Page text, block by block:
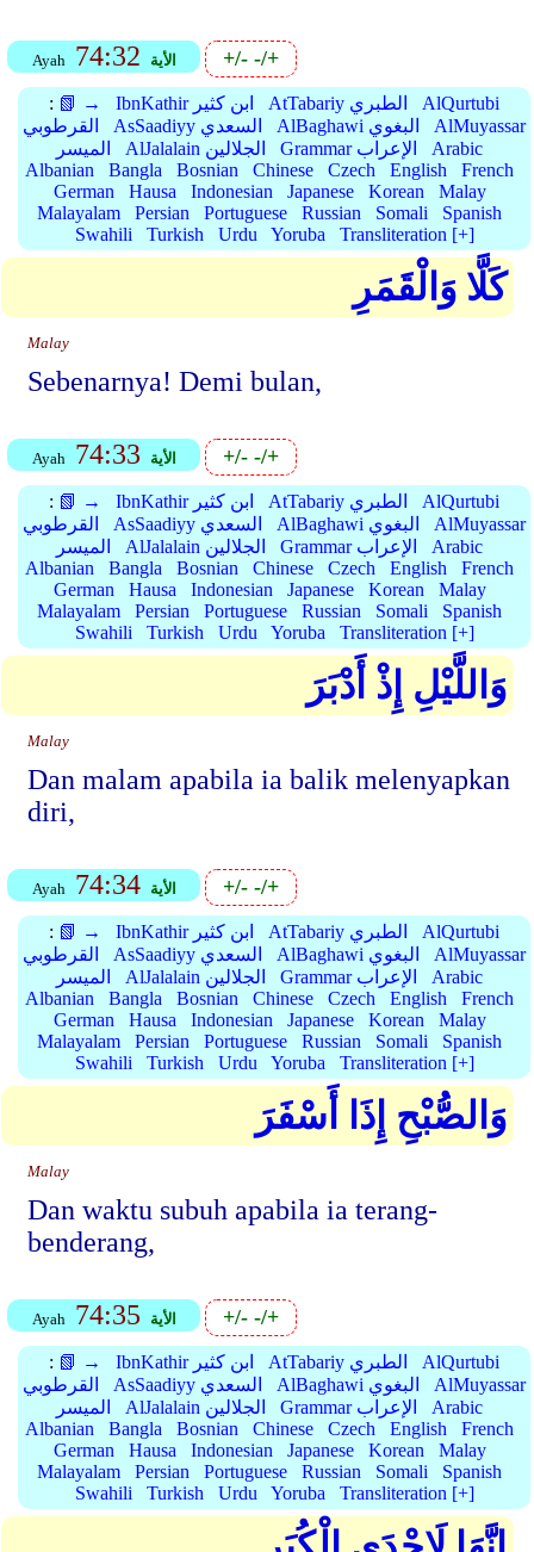
Ayah 74:32 الأية +/--/+
: 📗 → IbnKathir ابن كثير AtTabariy الطبري
AlQurtubi
القرطوبي
AsSaadiyy السعدي AlBaghawi البغوي
AlMuyassar
الميسر
AlJalalain الجلالين Grammar الإعراب
Arabic
Albanian
Bangla Bosnian Chinese Czech English
French
German
Hausa Indonesian Japanese Korean
Malay
Malayalam
Persian Portuguese Russian Somali
Spanish
Swahili
Turkish Urdu Yoruba Transliteration [+]
كَلَّا وَالْقَمَرِ
Malay
Sebenarnya! Demi bulan,
Ayah 74:33 الأية +/--/+
: 📗 → IbnKathir ابن كثير AtTabariy الطبري
AlQurtubi
القرطوبي
AsSaadiyy السعدي AlBaghawi البغوي
AlMuyassar
الميسر
AlJalalain الجلالين Grammar الإعراب
Arabic
Albanian
Bangla Bosnian Chinese Czech English
French
German
Hausa Indonesian Japanese Korean
Malay
Malayalam
Persian Portuguese Russian Somali
Spanish
Swahili
Turkish Urdu Yoruba Transliteration [+]
وَاللَّيْلِ إِذْ أَدْبَرَ
Malay
Dan malam apabila ia balik melenyapkan
diri,
Ayah 74:34 الأية +/--/+
: 📗 → IbnKathir ابن كثير AtTabariy الطبري
AlQurtubi
القرطوبي
AsSaadiyy السعدي AlBaghawi البغوي
AlMuyassar
الميسر
AlJalalain الجلالين Grammar الإعراب
Arabic
Albanian
Bangla Bosnian Chinese Czech English
French
German
Hausa Indonesian Japanese Korean
Malay
Malayalam
Persian Portuguese Russian Somali
Spanish
Swahili
Turkish Urdu Yoruba Transliteration [+]
وَالصُّبْحِ إِذَا أَسْفَرَ
Malay
Dan waktu subuh apabila ia terang-
benderang,
Ayah 74:35 الأية +/--/+
: 📗 → IbnKathir ابن كثير AtTabariy الطبري
AlQurtubi
القرطوبي
AsSaadiyy السعدي AlBaghawi البغوي
AlMuyassar
الميسر
AlJalalain الجلالين Grammar الإعراب
Arabic
Albanian
Bangla Bosnian Chinese Czech English
French
German
Hausa Indonesian Japanese Korean
Malay
Malayalam
Persian Portuguese Russian Somali
Spanish
Swahili
Turkish Urdu Yoruba Transliteration [+]